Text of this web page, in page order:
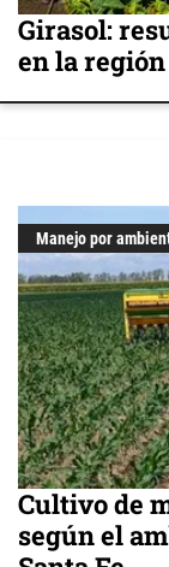
Girasol:
en la región
Manejo por
Cultivo de
según el